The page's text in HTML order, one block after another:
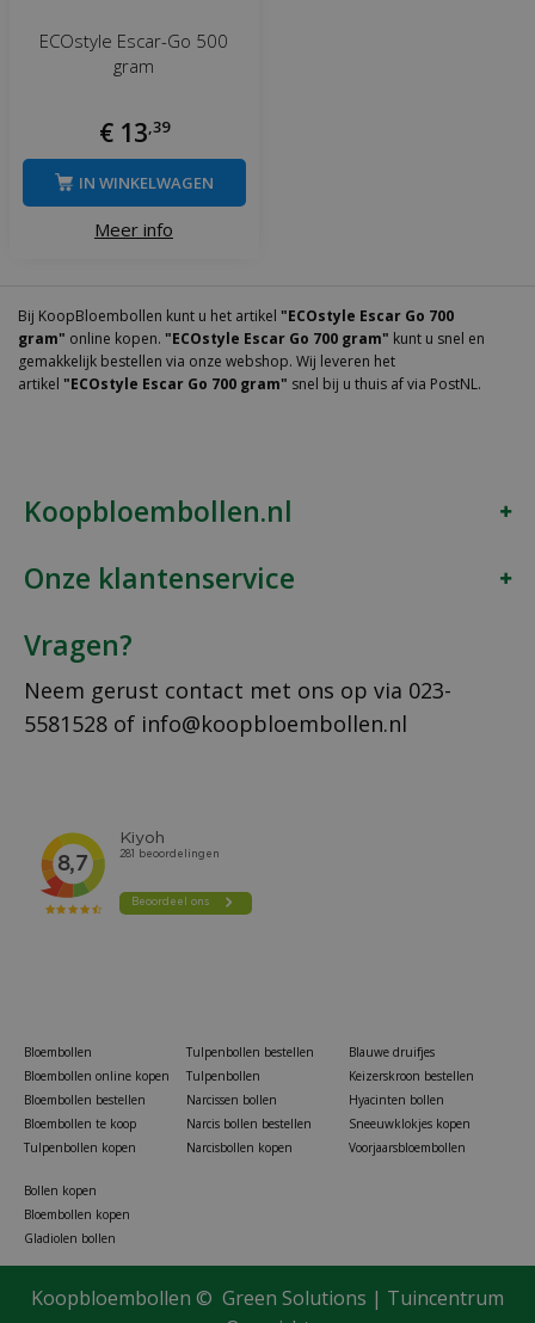
ECOstyle Escar-Go 500
gram
€ 13,39
Meer info
IN WINKELWAGEN
Bij KoopBloembollen kunt u het artikel "ECOstyle Escar Go 700
gram" online kopen. "ECOstyle Escar Go 700 gram" kunt u snel en
gemakkelijk bestellen via onze webshop. Wij leveren het
artikel "ECOstyle Escar Go 700 gram" snel bij u thuis af via PostNL.
Koopbloembollen.nl
Onze klantenservice
Vragen?
Neem gerust contact met ons op via 023-
5581528 of info@koopbloembollen.nl
Bloembollen
Bloembollen online kopen
Bloembollen bestellen
Bloembollen te koop
Tulpenbollen kopen
Tulpenbollen bestellen
Tulpenbollen
Narcissen bollen
Narcis bollen bestellen
Narcisbollen kopen
Blauwe druifjes
Keizerskroon bestellen
Hyacinten bollen
Sneeuwklokjes kopen
Voorjaarsbloembollen
Bollen kopen
Bloembollen kopen
Gladiolen bollen
Koopbloembollen © Green Solutions | Tuincentrum